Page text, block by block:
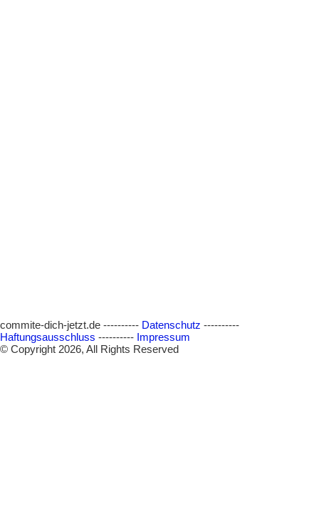
commite-dich-jetzt.de ---------- Datenschutz ----------
Haftungsausschluss ---------- Impressum
© Copyright 2026, All Rights Reserved